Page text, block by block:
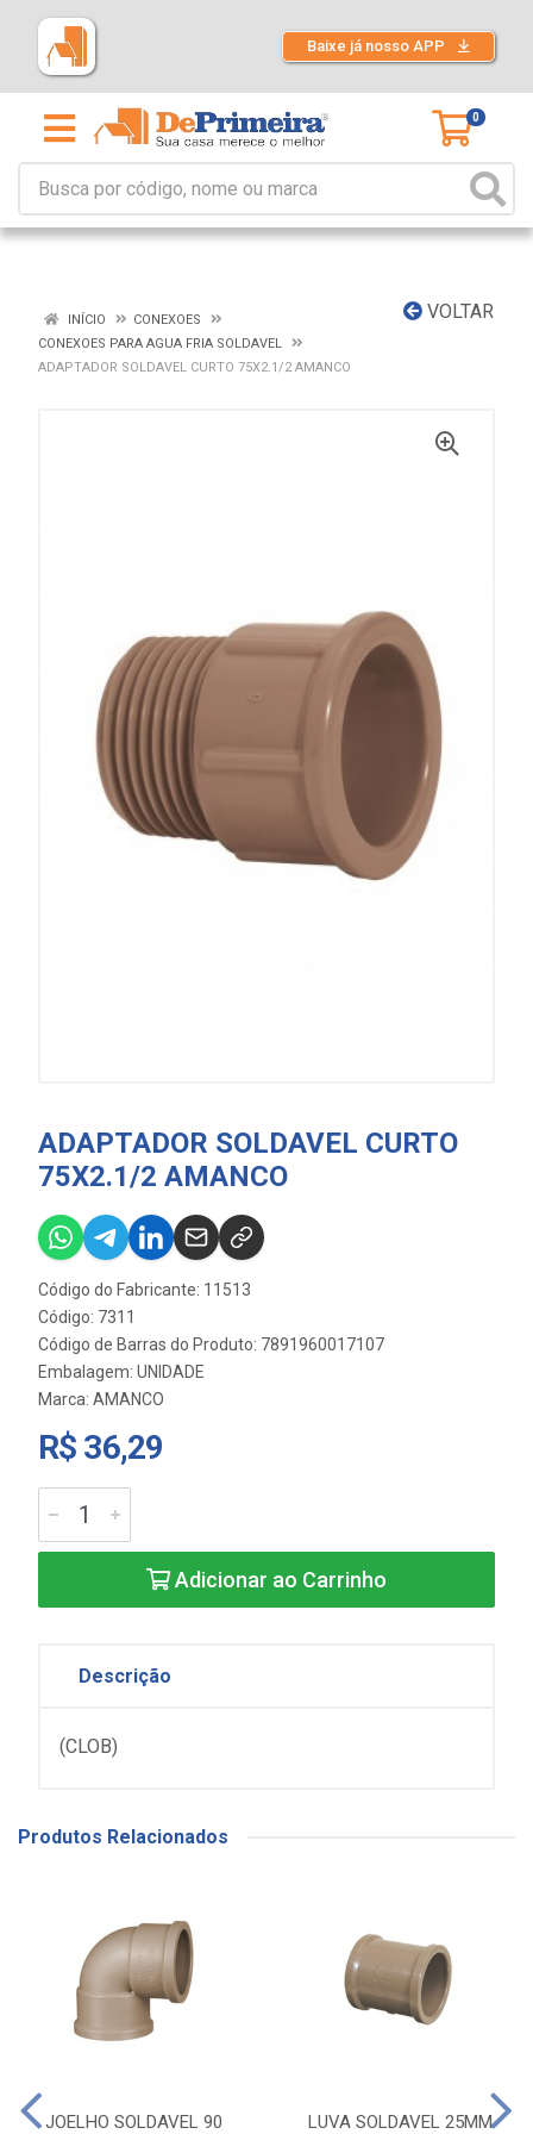
Baixe já nosso APP
0
VOLTAR
INÍCIO
CONEXOES
CONEXOES PARA AGUA FRIA SOLDAVEL
ADAPTADOR SOLDAVEL CURTO 75X2.1/2 AMANCO
ADAPTADOR SOLDAVEL CURTO
75X2.1/2 AMANCO
Código do Fabricante: 11513
Código: 7311
Código de Barras do Produto: 7891960017107
Embalagem: UNIDADE
Marca: AMANCO
R$ 36,29
Adicionar ao Carrinho
Descrição
(CLOB)
Produtos Relacionados
JOELHO SOLDAVEL 90 LUVA SOLDAVEL 25MM